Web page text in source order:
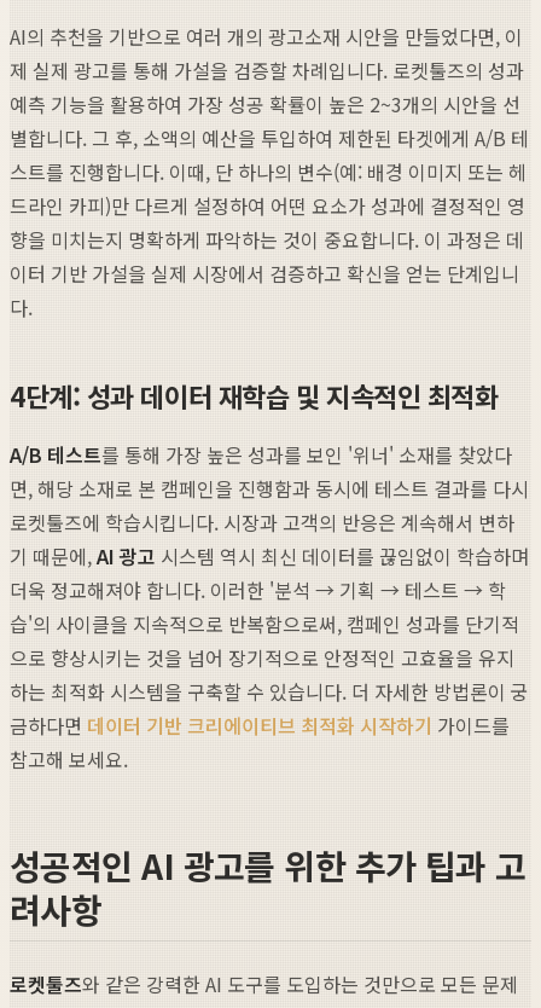
AI의 추천을 기반으로 여러 개의 광고소재 시안을 만들었다면, 이
제 실제 광고를 통해 가설을 검증할 차례입니다. 로켓툴즈의 성과
예측 기능을 활용하여 가장 성공 확률이 높은 2~3개의 시안을 선
별합니다. 그 후, 소액의 예산을 투입하여 제한된 타겟에게 A/B 테
스트를 진행합니다. 이때, 단 하나의 변수(예: 배경 이미지 또는 헤
드라인 카피)만 다르게 설정하여 어떤 요소가 성과에 결정적인 영
향을 미치는지 명확하게 파악하는 것이 중요합니다. 이 과정은 데
이터 기반 가설을 실제 시장에서 검증하고 확신을 얻는 단계입니
다.
4단계: 성과 데이터 재학습 및 지속적인 최적화
A/B 테스트를 통해 가장 높은 성과를 보인 '위너' 소재를 찾았다
면, 해당 소재로 본 캠페인을 진행함과 동시에 테스트 결과를 다시
로켓툴즈에 학습시킵니다. 시장과 고객의 반응은 계속해서 변하
기 때문에,AI 광고 시스템 역시 최신 데이터를 끊임없이 학습하며
더욱 정교해져야 합니다. 이러한 '분석 → 기획 → 테스트 → 학
습'의 사이클을 지속적으로 반복함으로써, 캠페인 성과를 단기적
으로 향상시키는 것을 넘어 장기적으로 안정적인 고효율을 유지
하는 최적화 시스템을 구축할 수 있습니다. 더 자세한 방법론이 궁
금하다면 데이터 기반 크리에이티브 최적화 시작하기 가이드를
참고해 보세요.
성공적인 AI 광고를 위한 추가 팁과 고
려사항
로켓툴즈와 같은 강력한 AI 도구를 도입하는 것만으로 모든 문제